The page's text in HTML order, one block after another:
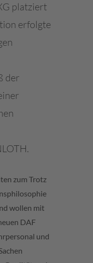
platziert
erfolgte
der
zum Trotz
wollen mit
DAF
und